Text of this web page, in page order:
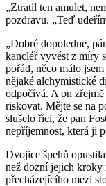
„Ztratil ten amulet,
pozdravu. „Teď
„Dobré dopoledne,
kancléř vyvést z míry
pořád, něco málo
nějaké alchymistické
odpočívá. A on
riskovat. Mějte se na
slušelo říci, že pan
nepříjemnost, která ji
Dvojice špehů
než dozní jejich kroky
přecházejícího mezi